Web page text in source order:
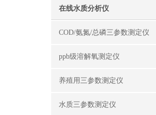
在线水质分析仪
COD/氨氮/总磷三参数测定仪
ppb级溶解氧测定仪
养殖用三参数测定仪
水质三参数测定仪